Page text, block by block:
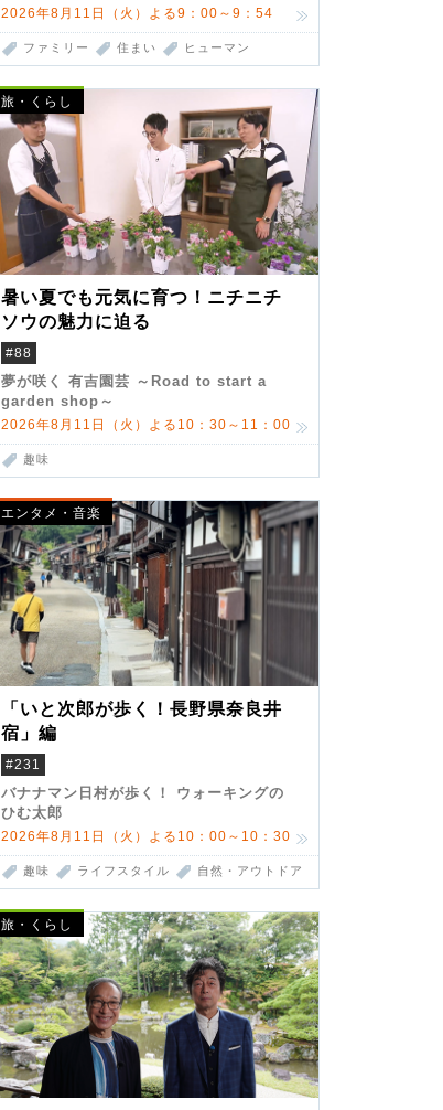
2026年8月11日（火）よる9：00～9：54
ファミリー 住まい ヒューマン
旅・くらし
暑い夏でも元気に育つ！ニチニチ
ソウの魅力に迫る
#88
夢が咲く 有吉園芸 ～Road to start a
garden shop～
2026年8月11日（火）よる10：30～11：00
趣味
エンタメ・音楽
「いと次郎が歩く！長野県奈良井
宿」編
#231
バナナマン日村が歩く！ ウォーキングの
ひむ太郎
2026年8月11日（火）よる10：00～10：30
趣味 ライフスタイル 自然・アウトドア
旅・くらし